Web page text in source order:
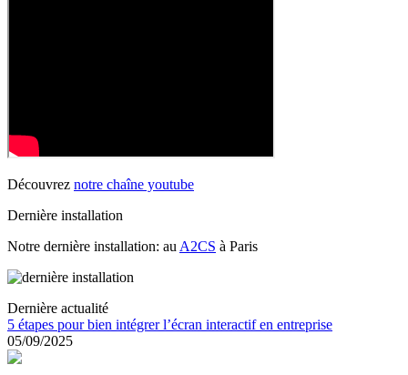
Découvrez notre chaîne youtube
Dernière installation
Notre dernière installation: au A2CS à Paris
Dernière actualité
5 étapes pour bien intégrer l’écran interactif en entreprise
05/09/2025